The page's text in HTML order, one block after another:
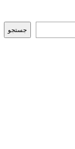
جستجو